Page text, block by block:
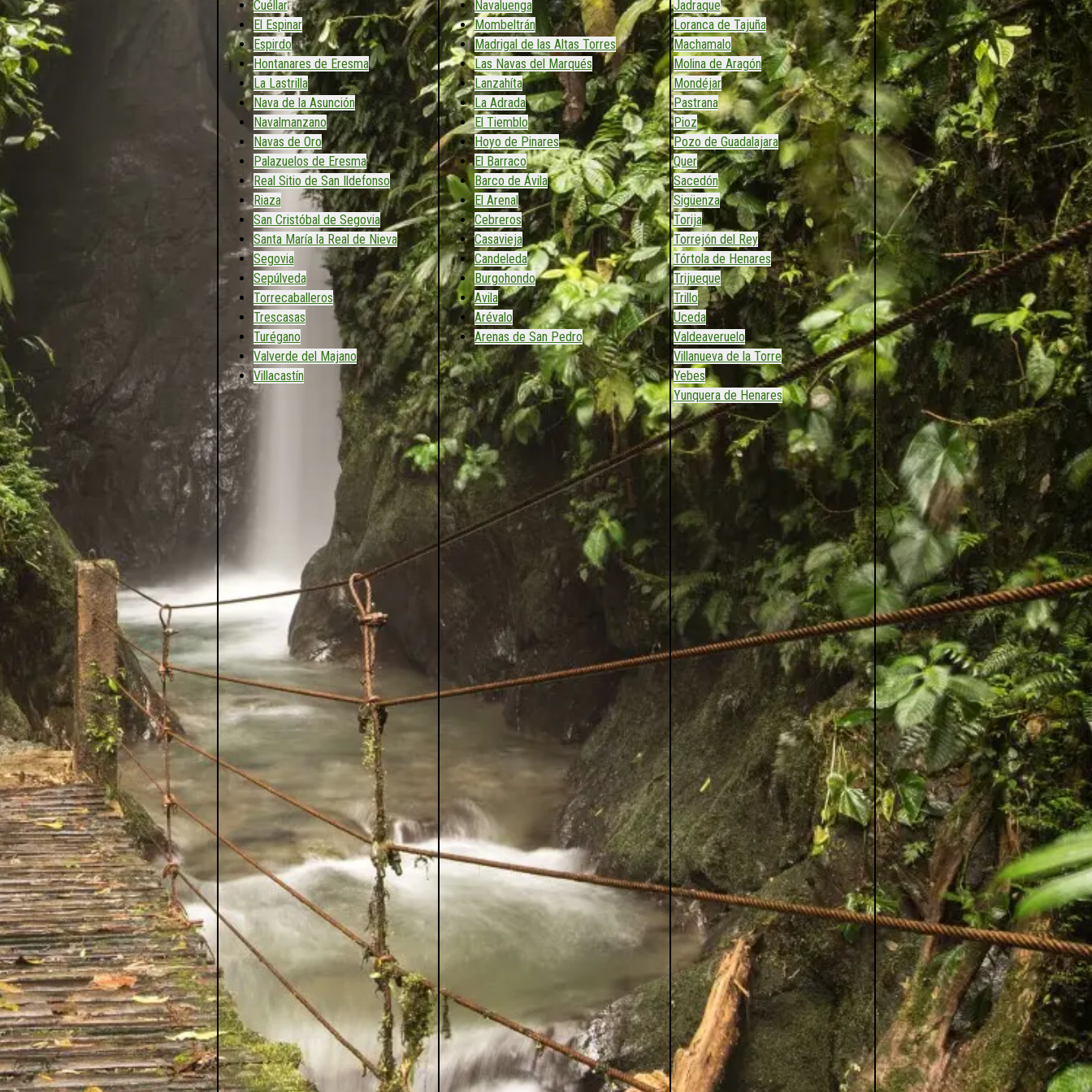
Cuéllar
El Espinar
Espirdo
Hontanares de Eresma
La Lastrilla
Nava de la Asunción
Navalmanzano
Navas de Oro
Palazuelos de Eresma
Real Sitio de San Ildefonso
Riaza
San Cristóbal de Segovia
Santa María la Real de Nieva
Segovia
Sepúlveda
Torrecaballeros
Trescasas
Turégano
Valverde del Majano
Villacastín
Navaluenga
Mombeltrán
Madrigal de las Altas Torres
Las Navas del Marqués
Lanzahíta
La Adrada
El Tiemblo
Hoyo de Pinares
El Barraco
Barco de Ávila
El Arenal
Cebreros
Casavieja
Candeleda
Burgohondo
Avila
Arévalo
Arenas de San Pedro
Jadraque
Loranca de Tajuña
Machamalo
Molina de Aragón
Mondéjar
Pastrana
Pioz
Pozo de Guadalajara
Quer
Sacedón
Sigüenza
Torija
Torrejón del Rey
Tórtola de Henares
Trijueque
Trillo
Uceda
Valdeaveruelo
Villanueva de la Torre
Yebes
Yunquera de Henares